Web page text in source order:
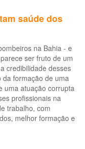
saúde dos
na Bahia - e
ser fruto de um
credibilidade desses
da formação de uma
uma atuação corrupta
profissionais na
trabalho, com
melhor formação e